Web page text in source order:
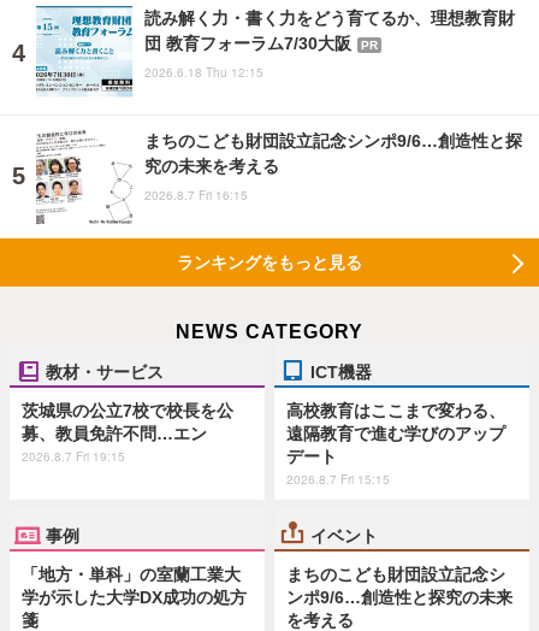
読み解く力・書く力をどう育てるか、理想教育財
団 教育フォーラム7/30大阪
PR
2026.6.18 Thu 12:15
まちのこども財団設立記念シンポ9/6…創造性と探
究の未来を考える
2026.8.7 Fri 16:15
ランキングをもっと見る
NEWS CATEGORY
教材・サービス
茨城県の公立7校で校長を公
募、教員免許不問…エン
2026.8.7 Fri 19:15
ICT機器
高校教育はここまで変わる、
遠隔教育で進む学びのアップ
デート
2026.8.7 Fri 15:15
事例
「地方・単科」の室蘭工業大
学が示した大学DX成功の処方
箋
イベント
まちのこども財団設立記念シ
ンポ9/6…創造性と探究の未来
を考える